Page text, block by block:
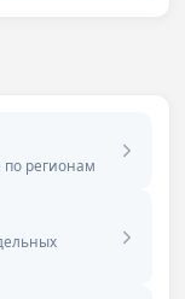
регионам